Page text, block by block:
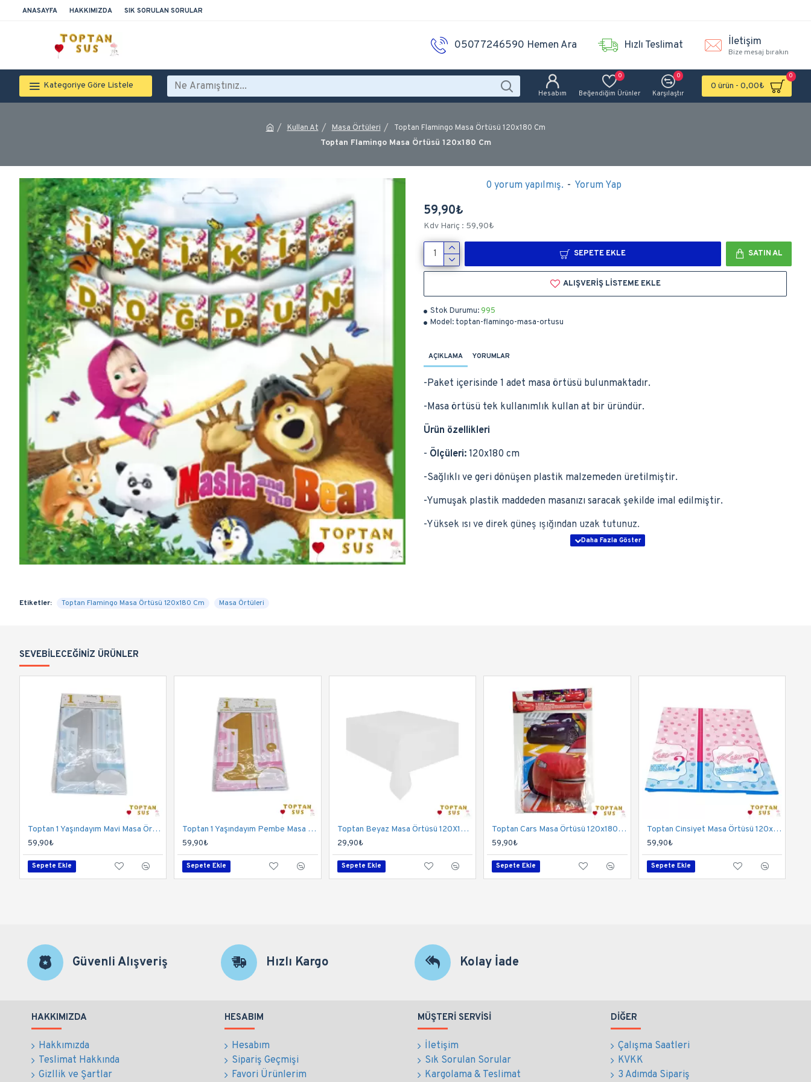
ANASAYFA HAKKIMIZDA SIK SORULAN SORULAR
05077246590 Hemen Ara Hızlı Teslimat İletişim
Bize mesaj bırakın
Kategoriye Göre Listele
Hesabım Beğendiğim Ürünler
0
Karşılaştır
0
0 ürün - 0,00₺
0
Kullan At Masa Örtüleri Toptan Flamingo Masa Örtüsü 120x180 Cm
Toptan Flamingo Masa Örtüsü 120x180 Cm
Stok Durumu: 995
Model: toptan-flamingo-masa-ortusu
0 yorum yapılmış. - Yorum Yap
59,90₺
Kdv Hariç : 59,90₺
SEPETE EKLE SATIN AL
ALIŞVERIŞ LISTEME EKLE
AÇIKLAMA YORUMLAR
-Paket içerisinde 1 adet masa örtüsü bulunmaktadır.
-Masa örtüsü tek kullanımlık kullan at bir üründür.
Ürün özellikleri
- Ölçüleri: 120x180 cm
-Sağlıklı ve geri dönüşen plastik malzemeden üretilmiştir.
-Yumuşak plastik maddeden masanızı saracak şekilde imal edilmiştir.
-Yüksek ısı ve direk güneş ışığından uzak tutunuz.
Etiketler: Toptan Flamingo Masa Örtüsü 120x180 Cm Masa Örtüleri
SEVEBILECEĞINIZ ÜRÜNLER
Toptan 1 Yaşındayım Mavi Masa Örtüsü 120x180 Cm
59,90₺
Sepete Ekle
Toptan 1 Yaşındayım Pembe Masa Örtüsü 120x180 Cm
59,90₺
Sepete Ekle
Toptan Beyaz Masa Örtüsü 120X180 Cm
29,90₺
Sepete Ekle
Toptan Cars Masa Örtüsü 120x180 Cm
59,90₺
Sepete Ekle
Toptan Cinsiyet Masa Örtüsü 120x180 Cm
59,90₺
Sepete Ekle
Güvenli Alışveriş Hızlı Kargo Kolay İade
HAKKIMIZDA
Hakkımızda
Teslimat Hakkında
Gizllik ve Şartlar
HESABIM
Hesabım
Sipariş Geçmişi
Favori Ürünlerim
MÜŞTERI SERVISI
İletişim
Sık Sorulan Sorular
Kargolama & Teslimat
DIĞER
Çalışma Saatleri
KVKK
3 Adımda Sipariş